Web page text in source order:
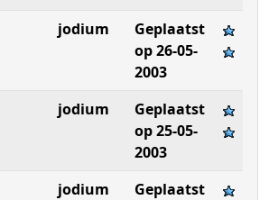
jodium
Geplaatst
op 26-05-
2003
jodium
Geplaatst
op 25-05-
2003
jodium
Geplaatst